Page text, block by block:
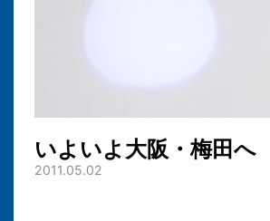
いよいよ大阪・梅田へ
2011.05.02